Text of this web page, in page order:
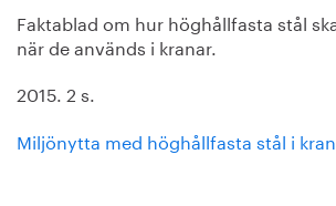
Faktablad om hur höghållfasta stål
när de används i kranar.
2015. 2 s.
Miljönytta med höghållfasta stål i